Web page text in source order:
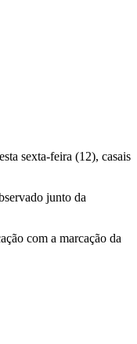
sexta-feira (12), casais
junto da
com a marcação da